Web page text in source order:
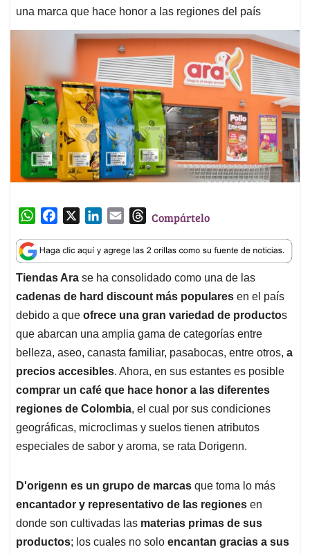
una marca que hace honor a las regiones del país
W
a
t
s
A
p
p
c
e
b
o
o
k
n
k
e
d
I
n
a
i
l
T
r
e
a
d
s
Compártelo
Tiendas Ara se ha consolidado como una de las
cadenas de hard discount más populares en el país
debido a que ofrece una gran variedad de productos
que abarcan una amplia gama de categorías entre
belleza, aseo, canasta familiar, pasabocas, entre otros, a
precios accesibles. Ahora, en sus estantes es posible
comprar un café que hace honor a las diferentes
regiones de Colombia, el cual por sus condiciones
geográficas, microclimas y suelos tienen atributos
especiales de sabor y aroma, se rata Dorigenn.
D'origenn es un grupo de marcas que toma lo más
encantador y representativo de las regiones en
donde son cultivadas las materias primas de sus
productos; los cuales no solo encantan gracias a sus